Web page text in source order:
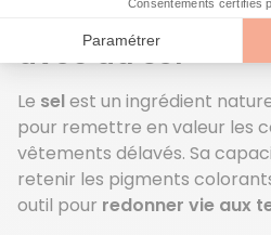
Raviver un
avec du sel
Le selest un ingrédient
pour remettre en valeur les
vêtements délavés. Sa
retenir les pigments
outil pour redonner vie aux